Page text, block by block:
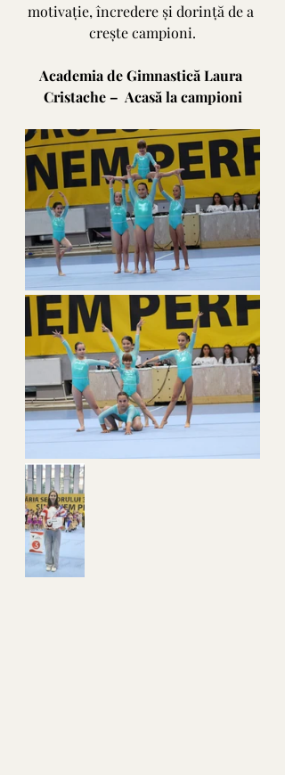
motivație, încredere și dorință de a
crește campioni.
Academia de Gimnastică Laura
Cristache –  Acasă la campioni